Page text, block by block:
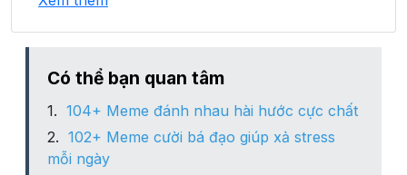
Có thể bạn quan tâm
104+ Meme đánh nhau hài hước cực chất
102+ Meme cười bá đạo giúp xả stress
mỗi ngày